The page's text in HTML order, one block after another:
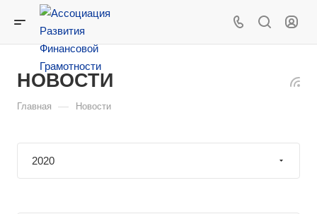
НОВОСТИ
Главная — Новости
2020